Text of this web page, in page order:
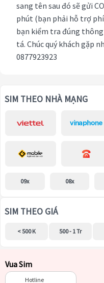
sang tên sau đó sẽ gửi
phút (bạn phải hỗ trợ
bạn kiểm tra đúng
tá. Chúc quý khách gặp
0877923923
SIM THEO NHÀ MẠNG
09x 08x
SIM THEO GIÁ
< 500 K 500 - 1 Tr
Vua Sim
Hotline